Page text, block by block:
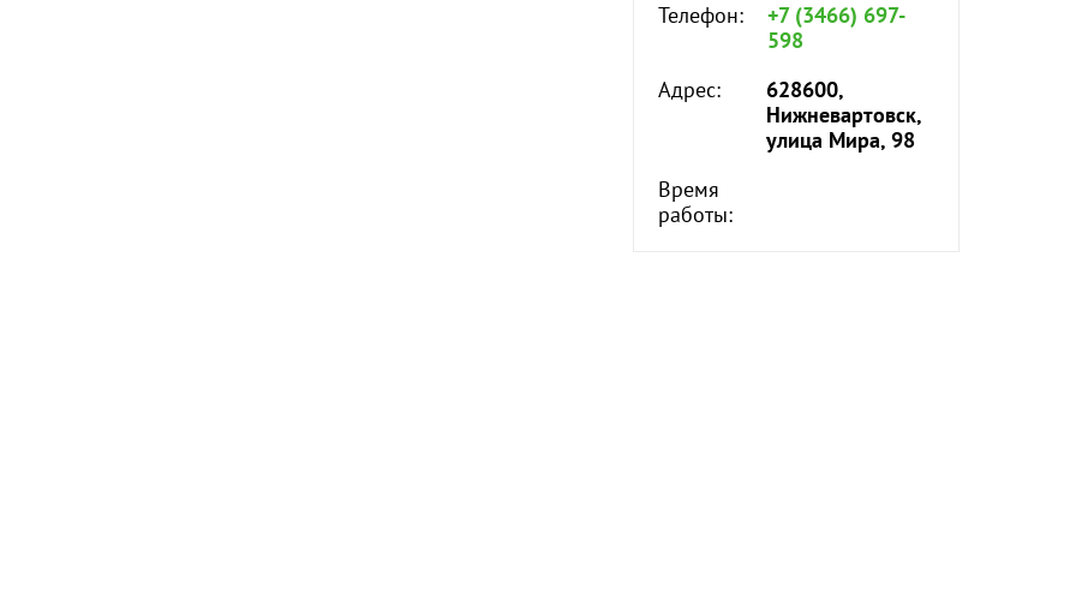
Телефон:
+7 (3466) 697-
598
Адрес:
628600,
Нижневартовск,
улица Мира, 98
Время
работы: